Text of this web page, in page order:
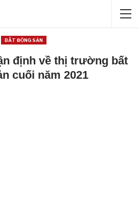
BẤT ĐỘNG SẢN
định về thị trường bất
cuối năm 2021